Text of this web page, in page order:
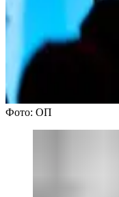
Фото: ОП